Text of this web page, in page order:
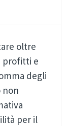
oltre
profitti e
degli
non
per il